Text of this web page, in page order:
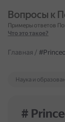
Вопросы к
Примеры ответов
Что это такое?
Главная /
Наука и
#